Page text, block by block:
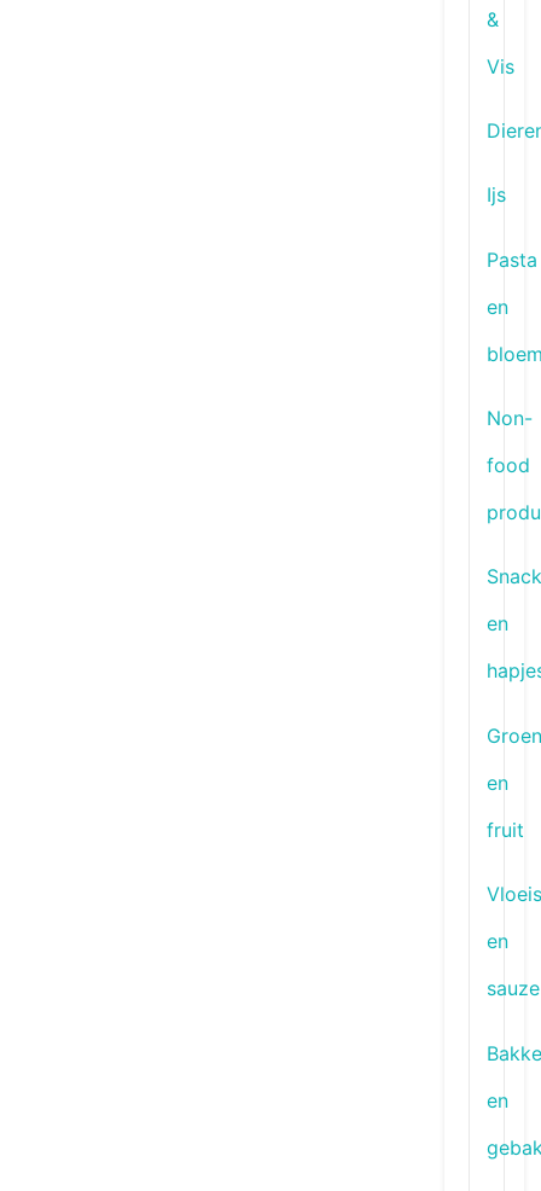
&
Vis
Ijs
Pasta
en
Non-
food
en
en
fruit
en
en